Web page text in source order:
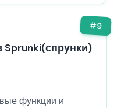
#9
Sprunki(спрунки)
функции и